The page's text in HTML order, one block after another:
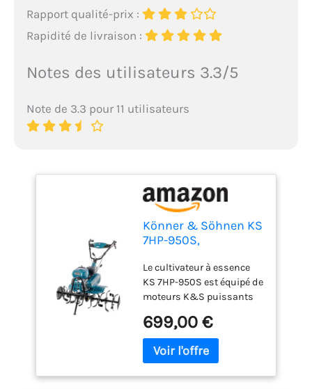
Rapport qualité-prix :
Rapidité de livraison :
Notes des utilisateurs 3.3/5
Note de 3.3 pour 11 utilisateurs
Könner & Söhnen KS
7HP-950S,
essence,
motobineuse,
entraînement par
chaîne, 2 vitesses
avant, marche
arrière, largeur de
travail 108 cm,
profondeur 31 cm,
Le cultivateur à essence
KS 7HP-950S est équipé de
moteurs K&S puissants
toutes les normes de
qualité européennes,
notamment aux dernières
699,00 €